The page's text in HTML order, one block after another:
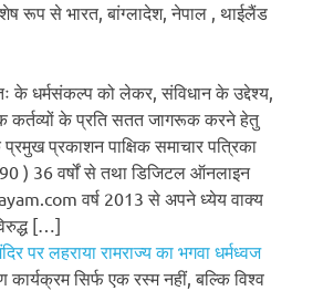
रूप से भारत, बांग्लादेश, नेपाल , थाईलैंड
के धर्मसंकल्प को लेकर, संविधान के उद्देश्य,
कर्तव्यों के प्रति सतत जागरूक करने हेतु
प्रकाशन पाक्षिक समाचार पत्रिका
) 36 वर्षों से तथा डिजिटल ऑनलाइन
वर्ष 2013 से अपने ध्येय वाक्य
[…]
पर लहराया रामराज्य का भगवा धर्मध्वज
कार्यक्रम सिर्फ एक रस्म नहीं, बल्कि विश्व